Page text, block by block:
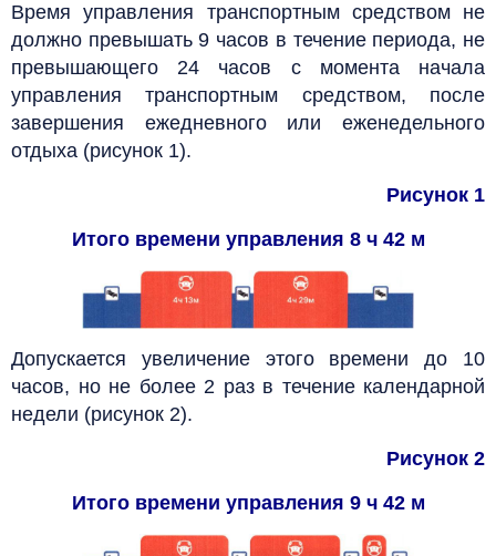
Время управления транспортным средством не
должно превышать 9 часов в течение периода, не
превышающего 24 часов с момента начала
управления транспортным средством, после
завершения ежедневного или еженедельного
отдыха (рисунок 1).
Рисунок 1
Итого времени управления 8 ч 42 м
Допускается увеличение этого времени до 10
часов, но не более 2 раз в течение календарной
недели (рисунок 2).
Рисунок 2
Итого времени управления 9 ч 42 м